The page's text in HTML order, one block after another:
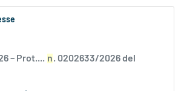
– Prot.... n. 0202633/2026 del